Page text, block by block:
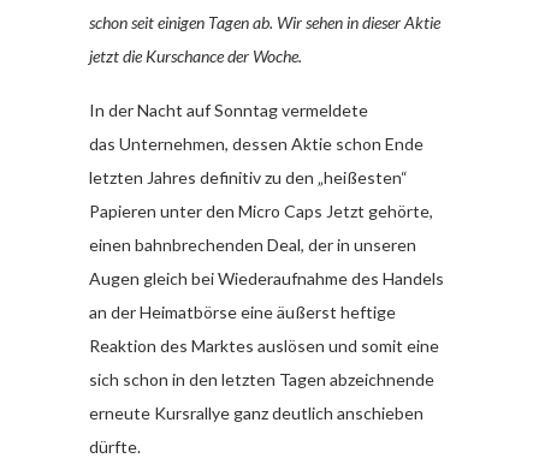
schon seit einigen Tagen ab. Wir sehen in dieser Aktie
jetzt die Kurschance der Woche.
In der Nacht auf Sonntag vermeldete
das Unternehmen, dessen Aktie schon Ende
letzten Jahres definitiv zu den „heißesten“
Papieren unter den Micro Caps Jetzt gehörte,
einen bahnbrechenden Deal, der in unseren
Augen gleich bei Wiederaufnahme des Handels
an der Heimatbörse eine äußerst heftige
Reaktion des Marktes auslösen und somit eine
sich schon in den letzten Tagen abzeichnende
erneute Kursrallye ganz deutlich anschieben
dürfte.